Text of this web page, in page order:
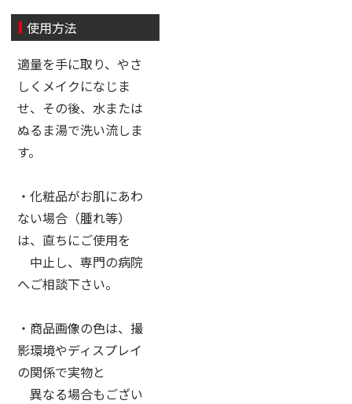
使用方法
適量を手に取り、やさ
しくメイクになじま
せ、その後、水または
ぬるま湯で洗い流しま
す。
・化粧品がお肌にあわ
ない場合（腫れ等）
は、直ちにご使用を
中止し、専門の病院
へご相談下さい。
・商品画像の色は、撮
影環境やディスプレイ
の関係で実物と
異なる場合もござい